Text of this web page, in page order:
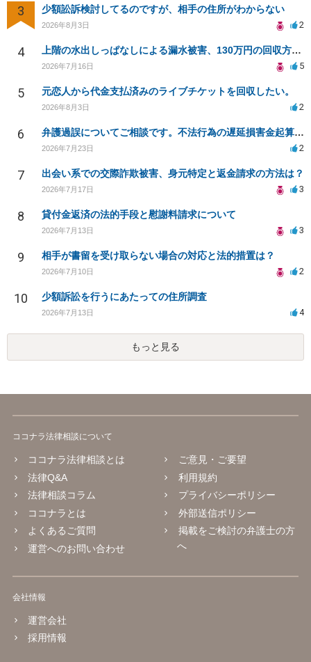
3 少額訟訴検討してるのですが、相手の住所がわからない
2026年8月3日 2
4 上階の水出しっぱなしによる漏水被害、130万円の回収方法を相談したい
2026年7月16日 5
5 元恋人から代金支払済みのライブチケットを回収したい。
2026年8月3日 2
6 弁護過誤についてご相談です。不法行為の遅延損害金起算日について。
2026年7月23日 2
7 出会い系での交際詐欺被害、身元特定と返金請求の方法は？
2026年7月17日 3
8 貸付金返済の法的手段と慰謝料請求について
2026年7月13日 3
9 相手が書留を受け取らない場合の対応と法的措置は？
2026年7月10日 2
10 少額訴訟を行うにあたっての住所調査
2026年7月13日 4
もっと見る
ココナラ法律相談について
ココナラ法律相談とは
法律Q&A
法律相談コラム
ココナラとは
よくあるご質問
運営へのお問い合わせ
ご意見・ご要望
利用規約
プライバシーポリシー
外部送信ポリシー
掲載をご検討の弁護士の方
へ
会社情報
運営会社
採用情報